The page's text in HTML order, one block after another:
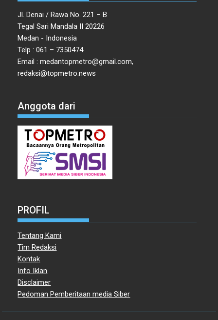
Jl. Denai / Rawa No. 221 – B
Tegal Sari Mandala II 20226
Medan - Indonesia
Telp : 061 – 7350474
Email : medantopmetro@gmail.com,
redaksi@topmetro.news
Anggota dari
PROFIL
Tentang Kami
Tim Redaksi
Kontak
Info Iklan
Disclaimer
Pedoman Pemberitaan media Siber